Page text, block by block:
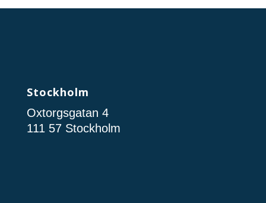
Stockholm
Oxtorgsgatan 4
111 57 Stockholm